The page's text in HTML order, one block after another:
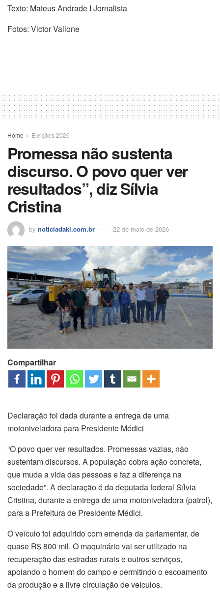
Texto: Mateus Andrade I Jornalista
Fotos: Victor Vallone
Home Eleições 2026
Promessa não sustenta
discurso. O povo quer ver
resultados”, diz Sílvia
Cristina
by noticiadaki.com.br 22 de maio de 2026
Compartilhar
Declaração foi dada durante a entrega de uma
motoniveladora para Presidente Médici
“O povo quer ver resultados. Promessas vazias, não
sustentam discursos. A população cobra ação concreta,
que muda a vida das pessoas e faz a diferença na
sociedade”. A declaração é da deputada federal Sílvia
Cristina, durante a entrega de uma motoniveladora (patrol),
para a Prefeitura de Presidente Médici.
O veículo foi adquirido com emenda da parlamentar, de
quase R$ 800 mil. O maquinário vai ser utilizado na
recuperação das estradas rurais e outros serviços,
apoiando o homem do campo e permitindo o escoamento
da produção e a livre circulação de veículos.